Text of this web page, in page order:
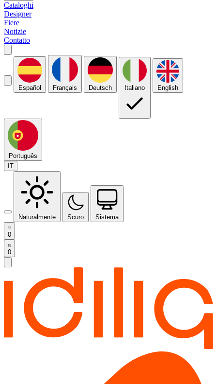
Cataloghi
Designer
Fiere
Notizie
Contatto
Español Français Deutsch Italiano English
Português
IT
Naturalmente Scuro Sistema
0
0